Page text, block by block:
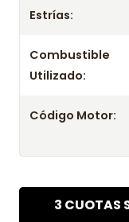
Genuino
Genuino
Estrías:
Combustible
Utilizado:
Código Motor:
3 CUOTAS